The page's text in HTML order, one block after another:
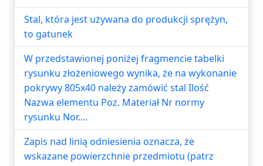
Stal, która jest używana do produkcji sprężyn,
to gatunek
W przedstawionej poniżej fragmencie tabelki
rysunku złożeniowego wynika, że na wykonanie
pokrywy 805x40 należy zamówić stal Ilość
Nazwa elementu Poz. Materiał Nr normy
rysunku Nor....
Zapis nad linią odniesienia oznacza, że
wskazane powierzchnie przedmiotu (patrz